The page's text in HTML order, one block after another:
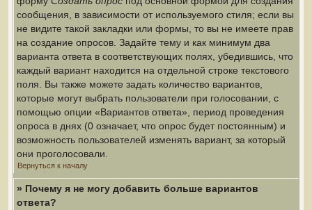
сообщения, в зависимости от используемого стиля; если вы
не видите такой закладки или формы, то вы не имеете прав
на создание опросов. Задайте тему и как минимум два
варианта ответа в соответствующих полях, убедившись, что
каждый вариант находится на отдельной строке текстового
поля. Вы также можете задать количество вариантов,
которые могут выбрать пользователи при голосовании, с
помощью опции «Вариантов ответа», период проведения
опроса в днях (0 означает, что опрос будет постоянным) и
возможность пользователей изменять вариант, за который
они проголосовали.
Вернуться к началу
» Почему я не могу добавить больше вариантов
ответа?